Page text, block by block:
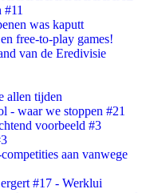
#11
was kaputt
free-to-play games!
van de Eredivisie
allen tijden
- waar we stoppen #21
voorbeeld #3
aan vanwege
#17 - Werklui